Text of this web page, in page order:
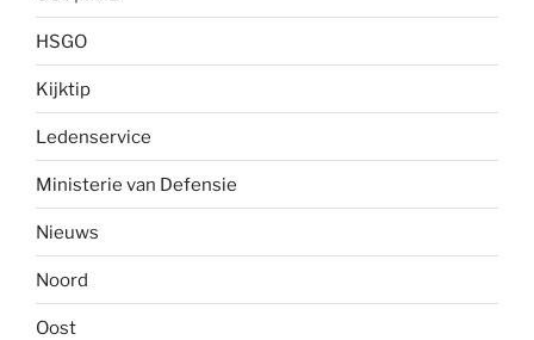
HSGO
Kijktip
Ledenservice
Ministerie van Defensie
Nieuws
Noord
Oost